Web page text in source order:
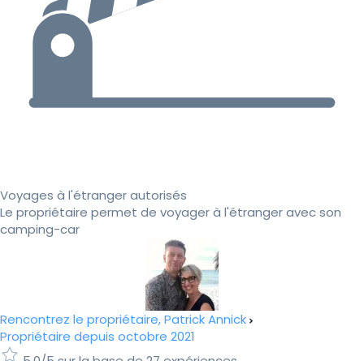
Voyages à l'étranger autorisés
Le propriétaire permet de voyager à l'étranger avec son
camping-car
Rencontrez le propriétaire, Patrick Annick
Propriétaire depuis octobre 2021